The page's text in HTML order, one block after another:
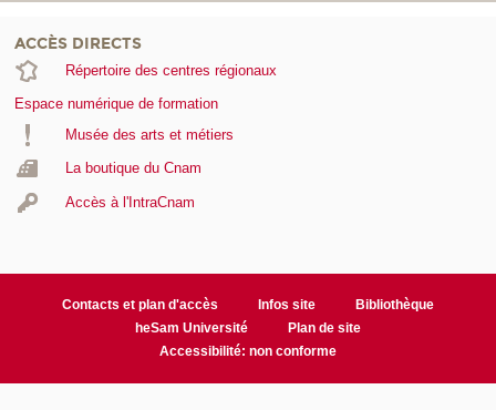
ACCÈS DIRECTS
Répertoire des centres régionaux
Espace numérique de formation
Musée des arts et métiers
La boutique du Cnam
Accès à l'IntraCnam
Contacts et plan d'accès Infos site
Bibliothèque
heSam Université
Plan de site
Accessibilité: non conforme